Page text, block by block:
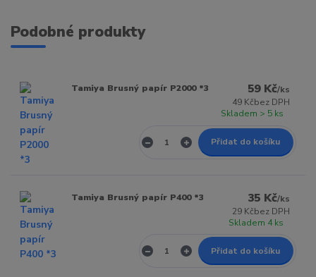
Podobné produkty
Tamiya Brusný papír P2000 *3 59 Kč/ks
49 Kčbez DPH
Skladem > 5 ks
Přidat do košíku
Tamiya Brusný papír P400 *3 35 Kč/ks
29 Kčbez DPH
Skladem 4 ks
Přidat do košíku